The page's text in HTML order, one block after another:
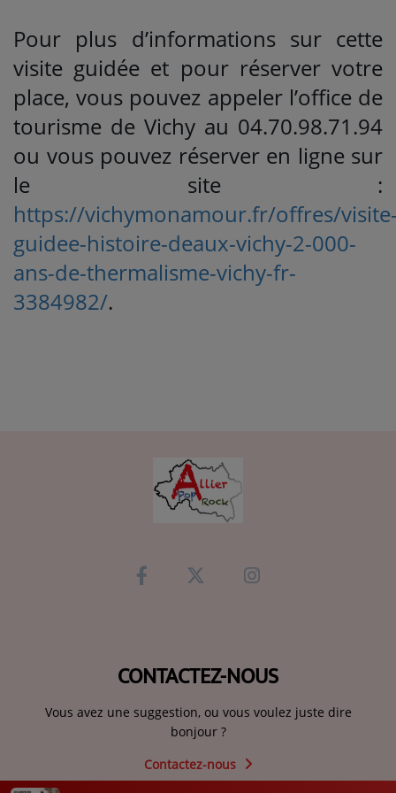
Pour plus d’informations sur cette
visite guidée et pour réserver votre
place, vous pouvez appeler l’office de
tourisme de Vichy au 04.70.98.71.94
ou vous pouvez réserver en ligne sur
le site :
https://vichymonamour.fr/offres/
guidee-histoire-deaux-vichy-2-000-
ans-de-thermalisme-vichy-fr-
3384982/.
CONTACTEZ-NOUS
Vous avez une suggestion, ou vous voulez juste dire
bonjour ?
Contactez-nous